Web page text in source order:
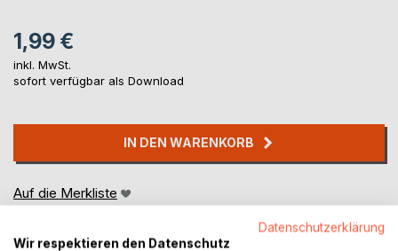
1,99 €
inkl. MwSt.
sofort verfügbar als Download
IN DEN WARENKORB
Auf die Merkliste
Datenschutzerklärung
Wir respektieren den Datenschutz